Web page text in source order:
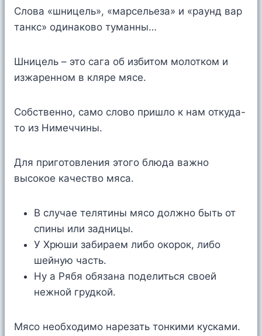
Слова «шницель», «марсельеза» и «раунд вар
танкс» одинаково туманны…
Шницель – это сага об избитом молотком и
изжаренном в кляре мясе.
Собственно, само слово пришло к нам откуда-
то из Нимеччины.
Для приготовления этого блюда важно
высокое качество мяса.
В случае телятины мясо должно быть от
спины или задницы.
У Хрюши забираем либо окорок, либо
шейную часть.
Ну а Рябя обязана поделиться своей
нежной грудкой.
Мясо необходимо нарезать тонкими кусками.